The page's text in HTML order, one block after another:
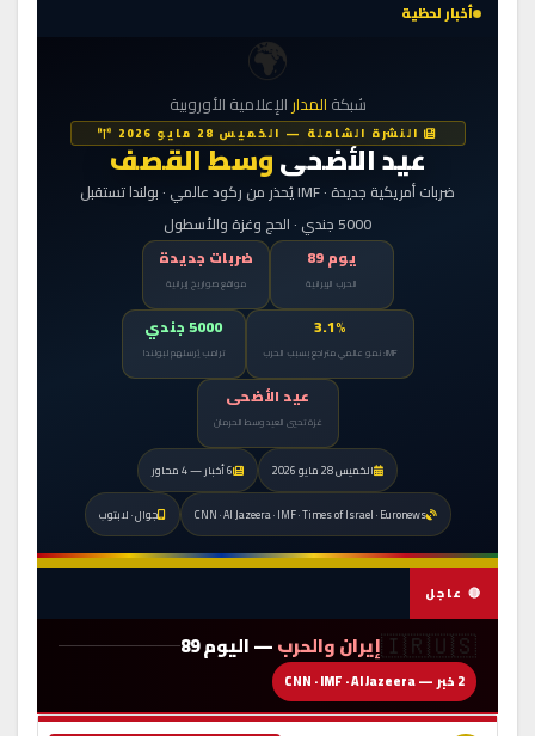
أخبار لحظية
🌍 شبكة المدار الإعلامية الأوروبية
النشرة الشاملة — الخميس 28 مايو 2026
عيد الأضحىوسط القصف
ضربات أمريكية جديدة · IMF يُحذر من ركود عالمي · بولندا تستقبل
5000 جندي · الحج وغزة والأسطول
يوم 89
الحرب الإيرانية
ضربات جديدة
مواقع صواريخ إيرانية
3.1%
IMF: نمو عالمي متراجع بسبب الحرب
5000 جندي
ترامب يُرسلهم لبولندا
عيد الأضحى
غزة تحيي العيد وسط الحرمان
الخميس 28 مايو 2026 6 أخبار — 4 محاور
CNN · Al Jazeera · IMF · Times of Israel · Euronews جوال · لابتوب
🔴 عاجل
🇮🇷🇺🇸إيران والحرب— اليوم 89
2 خبر — CNN · IMF · Al Jazeera